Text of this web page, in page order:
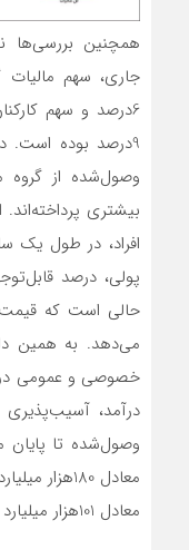
جاری، سهم
9درصد بوده است.
وصول‌شده از گروه
بیشتری
افراد، در طول یک
پولی، درصد
حالی است که قیمت
می‌دهد. به همین
خصوصی و عمومی در
درآمد،
وصول‌شده تا پایان
معادل
معادل 101هزار میلیارد تومان بوده است.